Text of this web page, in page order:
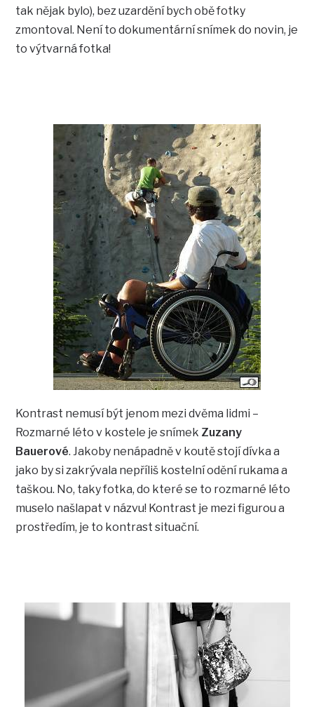
tak nějak bylo), bez uzardění bych obě fotky
zmontoval. Není to dokumentární snímek do novin, je
to výtvarná fotka!
Kontrast nemusí být jenom mezi dvěma lidmi –
Rozmarné léto v kostele je snímek Zuzany
Bauerové. Jakoby nenápadně v koutě stojí dívka a
jako by si zakrývala nepříliš kostelní odění rukama a
taškou. No, taky fotka, do které se to rozmarné léto
muselo našlapat v názvu! Kontrast je mezi figurou a
prostředím, je to kontrast situační.